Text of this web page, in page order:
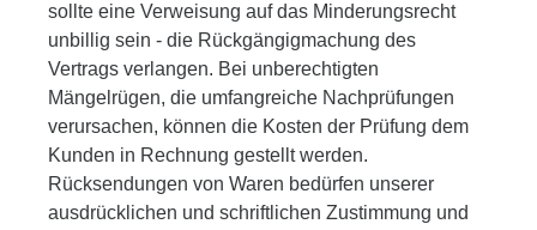
sollte eine Verweisung auf das Minderungsrecht
unbillig sein - die Rückgängigmachung des
Vertrags verlangen. Bei unberechtigten
Mängelrügen, die umfangreiche Nachprüfungen
verursachen, können die Kosten der Prüfung dem
Kunden in Rechnung gestellt werden.
Rücksendungen von Waren bedürfen unserer
ausdrücklichen und schriftlichen Zustimmung und